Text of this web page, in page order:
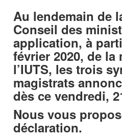
Au lendemain de
Conseil des
application, à
février 2020, de la
l’IUTS, les trois
magistrats
dès ce vendredi,
Nous vous
déclaration.